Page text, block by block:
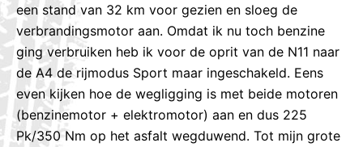
een stand van 32 km voor gezien en sloeg de
verbrandingsmotor aan. Omdat ik nu toch benzine
ging verbruiken heb ik voor de oprit van de N11 naar
de A4 de rijmodus Sport maar ingeschakeld. Eens
even kijken hoe de wegligging is met beide motoren
(benzinemotor + elektromotor) aan en dus 225
Pk/350 Nm op het asfalt wegduwend. Tot mijn grote